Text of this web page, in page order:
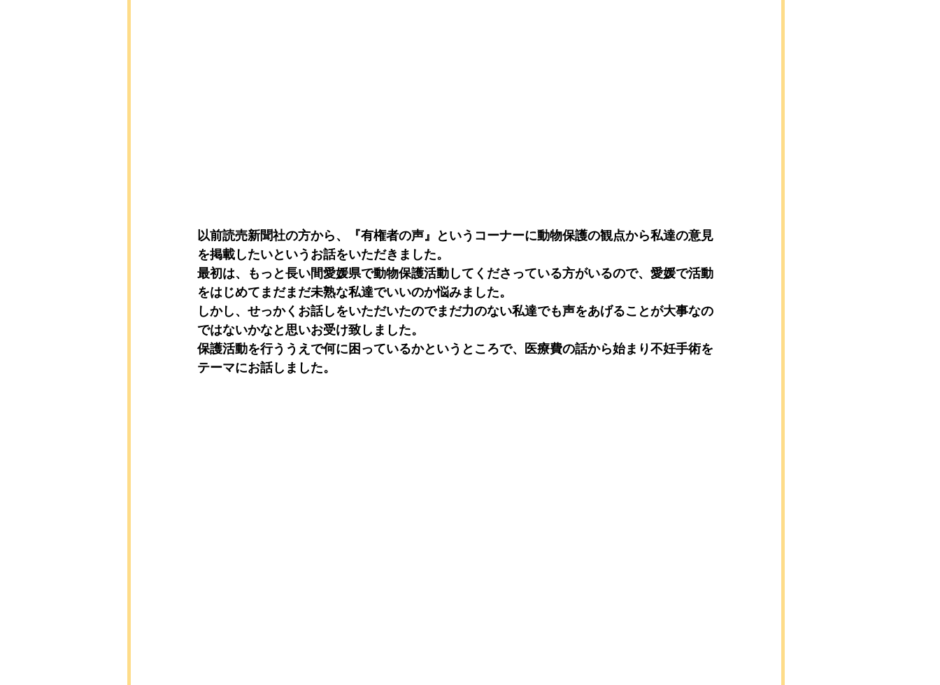
以前読売新聞社の方から、『有権者の声』というコーナーに動物保護の観点から私達の意見
を掲載したいというお話をいただきました。
最初は、もっと長い間愛媛県で動物保護活動してくださっている方がいるので、愛媛で活動
をはじめてまだまだ未熟な私達でいいのか悩みました。
しかし、せっかくお話しをいただいたのでまだ力のない私達でも声をあげることが大事なの
ではないかなと思いお受け致しました。
保護活動を行ううえで何に困っているかというところで、医療費の話から始まり不妊手術を
テーマにお話しました。